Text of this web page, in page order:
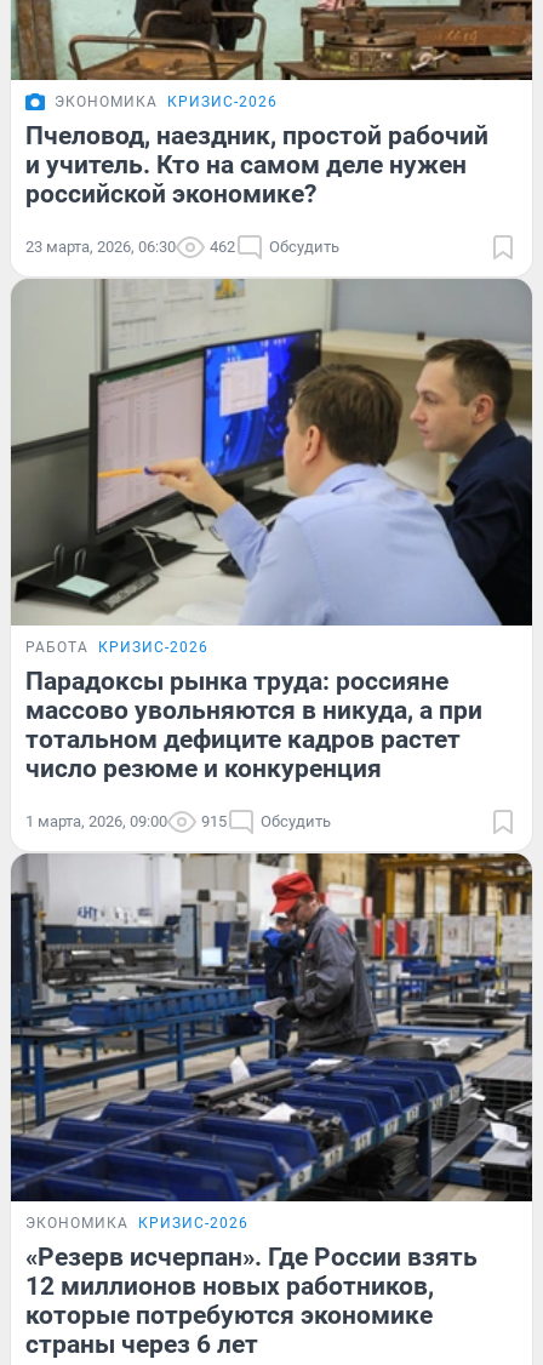
ЭКОНОМИКА КРИЗИС-2026
Пчеловод, наездник, простой рабочий
и учитель. Кто на самом деле нужен
российской экономике?
23 марта, 2026, 06:30 462 Обсудить
РАБОТА КРИЗИС-2026
Парадоксы рынка труда: россияне
массово увольняются в никуда, а при
тотальном дефиците кадров растет
число резюме и конкуренция
1 марта, 2026, 09:00 915 Обсудить
ЭКОНОМИКА КРИЗИС-2026
«Резерв исчерпан». Где России взять
12 миллионов новых работников,
которые потребуются экономике
страны через 6 лет